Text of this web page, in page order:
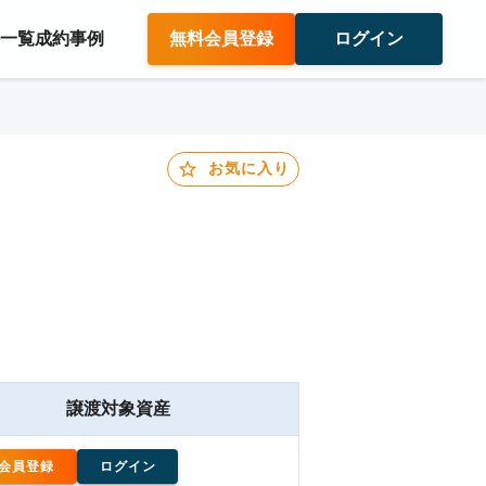
覧成約事例 無料会員登録 ログイン
お気に入り
員登録 ログイン
譲渡対象資産